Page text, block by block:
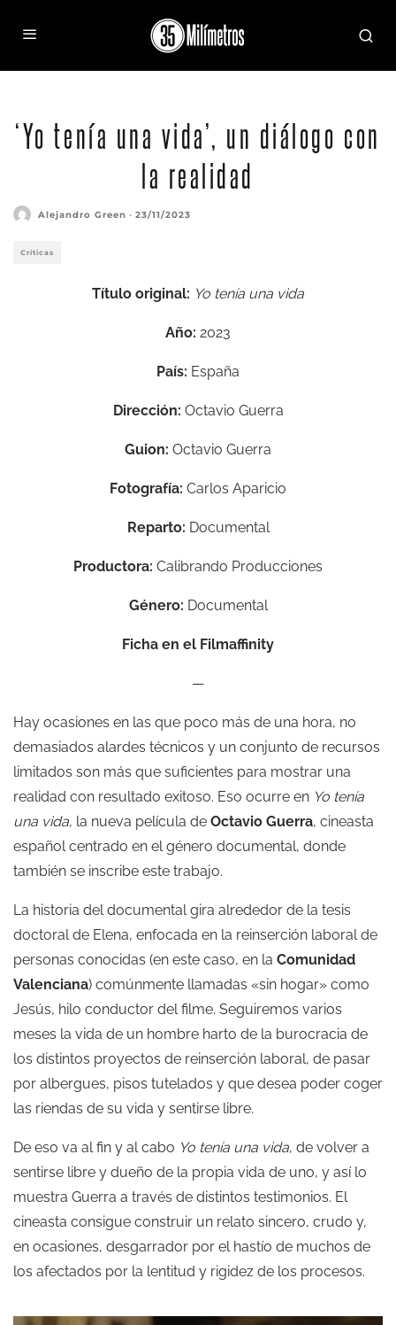
‘Yo tenía una vida’, un diálogo con
la realidad
Alejandro Green · 23/11/2023
Críticas
Título original: Yo tenía una vida
Año: 2023
País: España
Dirección: Octavio Guerra
Guion: Octavio Guerra
Fotografía: Carlos Aparicio
Reparto: Documental
Productora: Calibrando Producciones
Género: Documental
Ficha en el Filmaffinity
—
Hay ocasiones en las que poco más de una hora, no
demasiados alardes técnicos y un conjunto de recursos
limitados son más que suficientes para mostrar una
realidad con resultado exitoso. Eso ocurre en Yo tenía
una vida, la nueva película de Octavio Guerra, cineasta
español centrado en el género documental, donde
también se inscribe este trabajo.
La historia del documental gira alrededor de la tesis
doctoral de Elena, enfocada en la reinserción laboral de
personas conocidas (en este caso, en la Comunidad
Valenciana) comúnmente llamadas «sin hogar» como
Jesús, hilo conductor del filme. Seguiremos varios
meses la vida de un hombre harto de la burocracia de
los distintos proyectos de reinserción laboral, de pasar
por albergues, pisos tutelados y que desea poder coger
las riendas de su vida y sentirse libre.
De eso va al fin y al cabo Yo tenía una vida, de volver a
sentirse libre y dueño de la propia vida de uno, y así lo
muestra Guerra a través de distintos testimonios. El
cineasta consigue construir un relato sincero, crudo y,
en ocasiones, desgarrador por el hastío de muchos de
los afectados por la lentitud y rigidez de los procesos.